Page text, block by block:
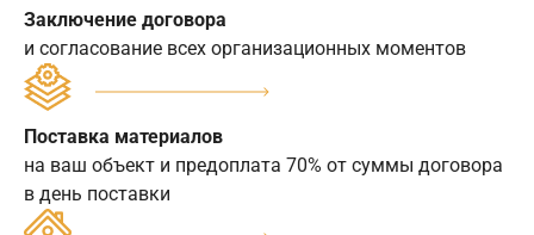
Заключение договора
и согласование всех организационных моментов
Поставка материалов
на ваш объект и предоплата 70% от суммы договора
в день поставки